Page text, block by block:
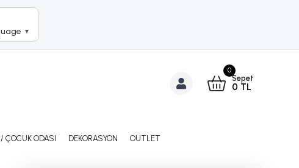
▼
0
Sepet
0 TL
ÇOCUK ODASI DEKORASYON OUTLET